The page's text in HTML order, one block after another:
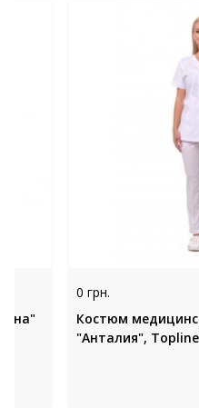
0 грн.
Костюм
"Анталия",